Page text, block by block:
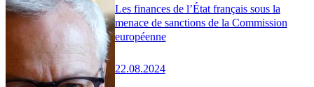
Les finances de l’État français sous la
menace de sanctions de la Commission
européenne
22.08.2024